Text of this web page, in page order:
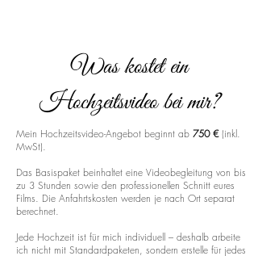
Was kostet ein
Hochzeitsvideo bei mir?
Mein Hochzeitsvideo-Angebot beginnt ab 750 € (inkl.
MwSt).
Das Basispaket beinhaltet eine Videobegleitung von bis
zu 3 Stunden sowie den professionellen Schnitt eures
Films. Die Anfahrtskosten werden je nach Ort separat
berechnet.
Jede Hochzeit ist für mich individuell – deshalb arbeite
ich nicht mit Standardpaketen, sondern erstelle für jedes